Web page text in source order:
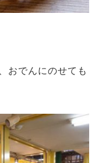
おでんにのせても